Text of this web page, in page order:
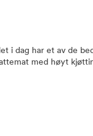
i dag har et av de
med høyt